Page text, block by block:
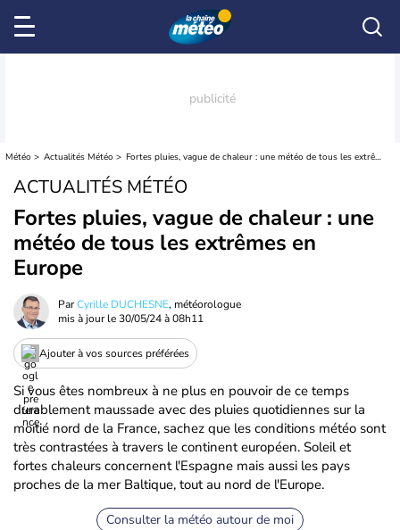
Météo Actualités Météo Fortes pluies, vague de chaleur : une météo de tous les extrêmes en Europe
ACTUALITÉS MÉTÉO
Fortes pluies, vague de chaleur : une
météo de tous les extrêmes en
Europe
ParCyrille DUCHESNE, météorologue
mis à jour le30/05/24 à 08h11
Ajouter à vos sources préférées
Si vous êtes nombreux à ne plus en pouvoir de ce temps
durablement maussade avec des pluies quotidiennes sur la
moitié nord de la France, sachez que les conditions météo sont
très contrastées à travers le continent européen. Soleil et
fortes chaleurs concernent l'Espagne mais aussi les pays
proches de la mer Baltique, tout au nord de l'Europe.
Consulter la météo autour de moi